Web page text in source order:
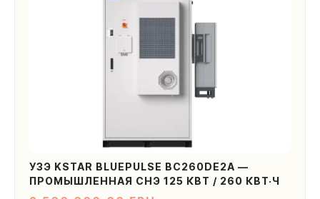
УЗЭ KSTAR BLUEPULSE BC260DE2A —
ПРОМЫШЛЕННАЯ СНЭ 125 КВТ / 260 КВТ·Ч
Оставить заявку